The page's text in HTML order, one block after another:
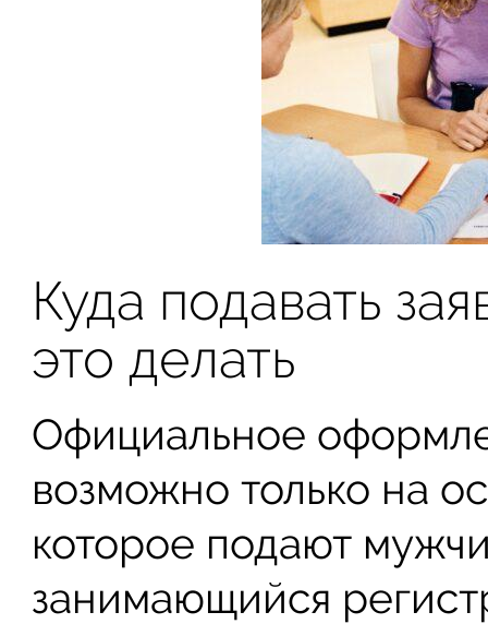
Куда подавать
это делать
Официальное
возможно только на
которое подают
занимающийся